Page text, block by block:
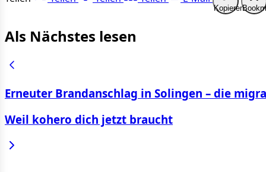
Kopieren
Als Nächstes lesen
Erneuter Brandanschlag in Solingen – die
Weil kohero dich jetzt braucht